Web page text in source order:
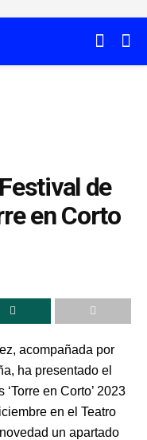
de
en Corto
acompañada por
ha presentado el
en Corto’ 2023
en el Teatro
un apartado